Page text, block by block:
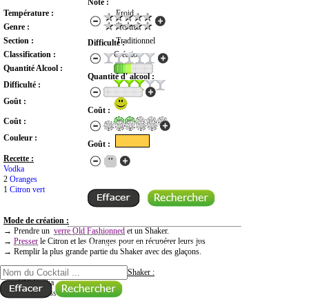
Note :
Difficulté :
Quantité d' alcool :
Coût :
Goût :
RECHERCHE COCKTAIL PAR NOM
Température :
Froid
Genre :
Normal
Section :
Traditionnel
Classification :
Création
Quantité Alcool :
Difficulté :
Goût :
Coût :
Couleur :
Recette :
Vodka
2 Oranges
1 Citron vert
Mode de création :
→ Prendre un verre Old Fashionned et un Shaker.
→ Presser le Citron et les Oranges pour en récupérer leurs jus.
→ Remplir la plus grande partie du Shaker avec des glaçons.
→Mettre dans la plus petite partie du Shaker :
- 4/10 Vodka
- les jus pressés